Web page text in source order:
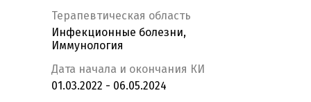
Терапевтическая область
Инфекционные болезни,
Иммунология
Дата начала и окончания КИ
01.03.2022 - 06.05.2024